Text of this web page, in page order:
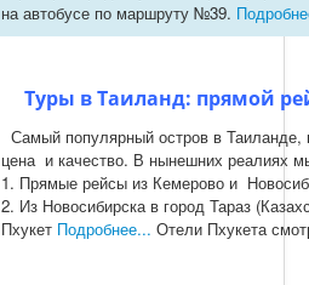
на автобусе по маршруту №39.
Туры в Таиланд: прямой
Самый популярный остров в
цена и качество. В нынешних реалиях
1. Прямые рейсы из Кемерово и
2. Из Новосибирска в город Тараз
Пхукет Подробнее... Отели Пхукета